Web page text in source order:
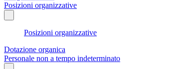
Posizioni organizzative
Posizioni organizzative
Dotazione organica
Personale non a tempo indeterminato